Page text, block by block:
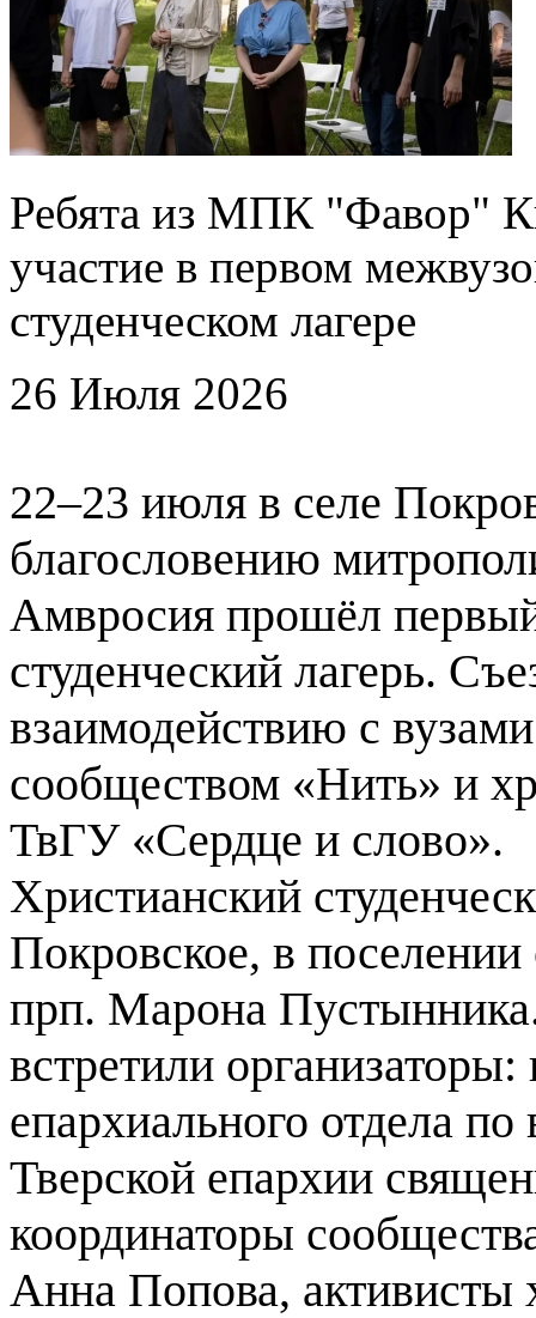
Ребята из МПК "Фавор"
участие в первом
студенческом лагере
26 Июля 2026
22–23 июля в селе
благословению
Амвросия прошёл
студенческий лагерь.
взаимодействию с
сообществом «Нить» и
ТвГУ «Сердце и слово».
Христианский
Покровское, в
прп. Марона
встретили
епархиального отдела
Тверской епархии
координаторы
Анна Попова, активисты